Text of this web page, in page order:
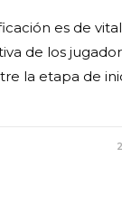
es de
de los
la etapa de